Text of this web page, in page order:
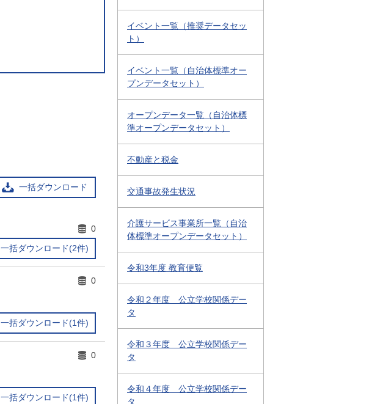
一括ダウンロード
一括ダウンロード(2件)
0
一括ダウンロード(1件)
0
一括ダウンロード(1件)
0
イベント一覧（推奨データセッ
ト）
イベント一覧（自治体標準オー
プンデータセット）
オープンデータ一覧（自治体標
準オープンデータセット）
不動産と税金
交通事故発生状況
介護サービス事業所一覧（自治
体標準オープンデータセット）
令和3年度 教育便覧
令和２年度 公立学校関係デー
タ
令和３年度 公立学校関係デー
タ
令和４年度 公立学校関係デー
タ